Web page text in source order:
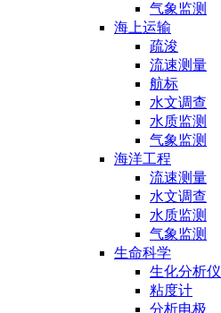
气象监测
海上运输
疏浚
流速测量
航标
水文调查
水质监测
气象监测
海洋工程
流速测量
水文调查
水质监测
气象监测
生命科学
生化分析仪
粘度计
分析电极